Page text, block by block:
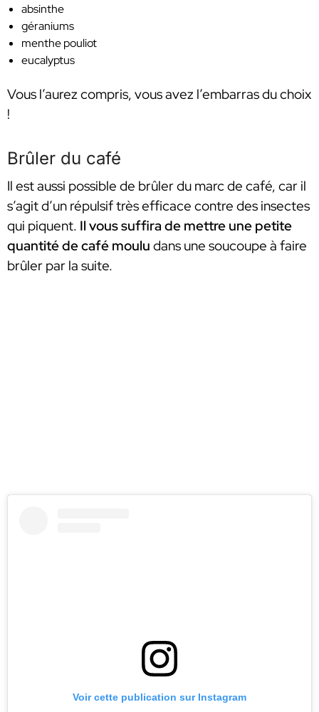
absinthe
géraniums
menthe pouliot
eucalyptus
Vous l’aurez compris, vous avez l’embarras du choix
!
Brûler du café
Il est aussi possible de brûler du marc de café, car il
s’agit d’un répulsif très efficace contre des insectes
qui piquent. Il vous suffira de mettre une petite
quantité de café moulu dans une soucoupe à faire
brûler par la suite.
Voir cette publication sur Instagram